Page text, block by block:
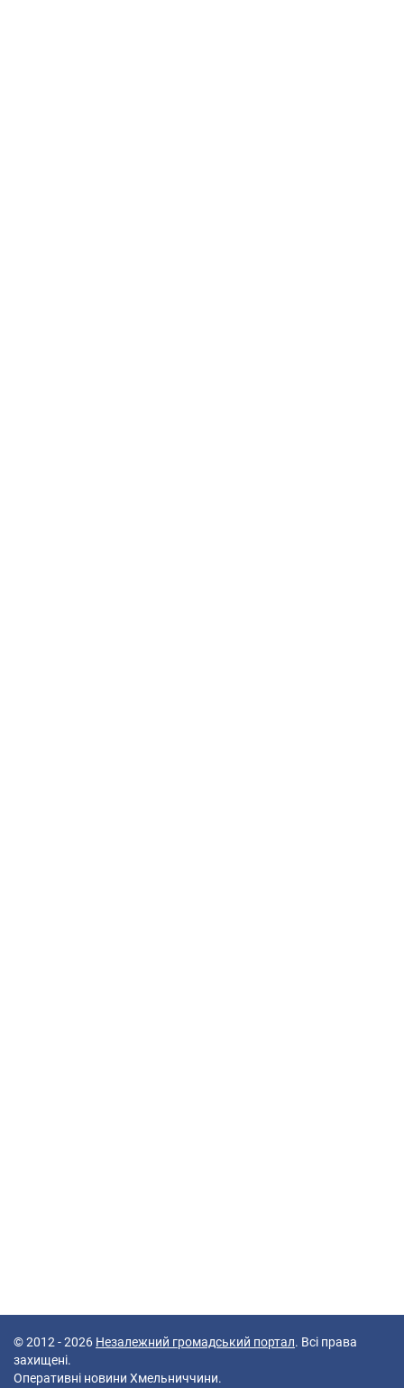
© 2012 - 2026 Незалежний громадський портал. Всі права
захищені.
Оперативні новини Хмельниччини.